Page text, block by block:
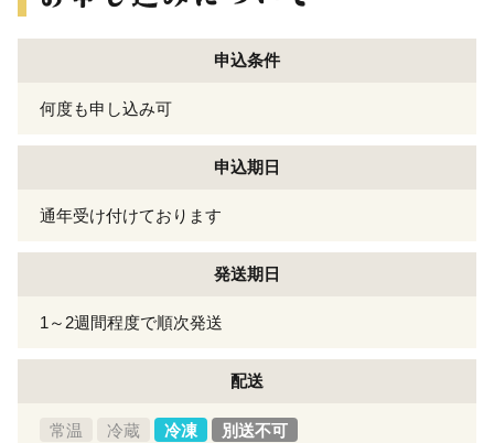
申込条件
何度も申し込み可
申込期日
通年受け付けております
発送期日
1～2週間程度で順次発送
配送
常温 冷蔵 冷凍 別送不可